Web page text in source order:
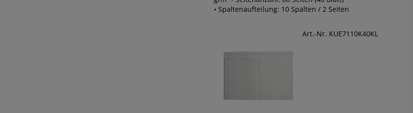
• Spaltenaufteilung: 10 Spalten / 2 Seiten
Art.-Nr. KUE7110K40KL